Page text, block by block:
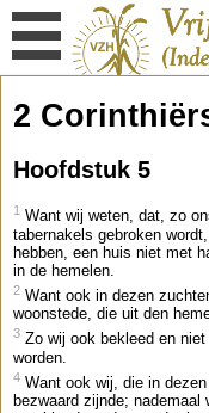
2
Hoofdstuk 5
1 Want wij weten, dat, zo
tabernakels gebroken
hebben, een huis niet met
in de hemelen.
2 Want ook in dezen
woonstede, die uit den
3 Zo wij ook bekleed en
worden.
4 Want ook wij, die in
bezwaard zijnde;